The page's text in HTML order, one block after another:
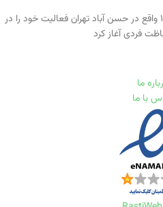
فروشگاه لیان کالا صنعت در سال ۱۳۵۸ واقع در حسن آباد تهران فعالیت خود را در
فردی آغاز کرد
ما
با ما